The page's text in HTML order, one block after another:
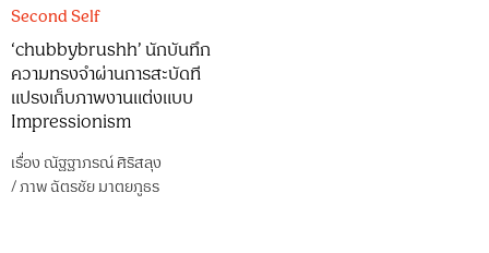
Second Self
‘chubbybrushh’ นักบันทึก
ความทรงจำผ่านการสะบัดที
แปรงเก็บภาพงานแต่งแบบ
Impressionism
เรื่องณัฐฐาภรณ์ ศิริสลุง
/ภาพฉัตรชัย มาตยภูธร